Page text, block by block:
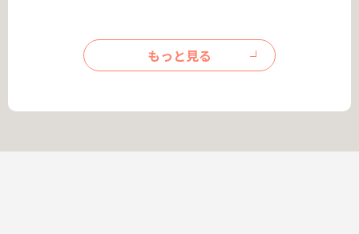
もっと見る